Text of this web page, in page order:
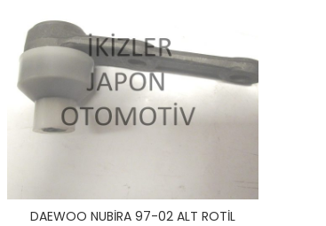
DAEWOO NUBİRA 97-02 ALT ROTİL